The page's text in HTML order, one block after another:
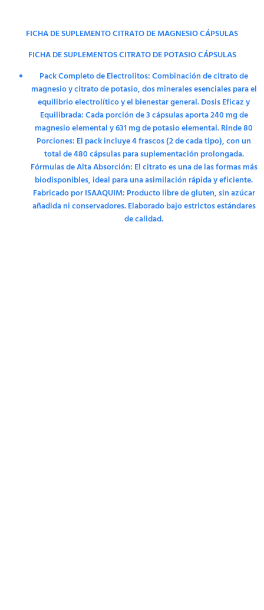
FICHA DE SUPLEMENTO CITRATO DE MAGNESIO CÁPSULAS
FICHA DE SUPLEMENTOS CITRATO DE POTASIO CÁPSULAS
Pack Completo de Electrolitos: Combinación de citrato de
magnesio y citrato de potasio, dos minerales esenciales para el
equilibrio electrolítico y el bienestar general. Dosis Eficaz y
Equilibrada: Cada porción de 3 cápsulas aporta 240 mg de
magnesio elemental y 631 mg de potasio elemental. Rinde 80
Porciones: El pack incluye 4 frascos (2 de cada tipo), con un
total de 480 cápsulas para suplementación prolongada.
Fórmulas de Alta Absorción: El citrato es una de las formas más
biodisponibles, ideal para una asimilación rápida y eficiente.
Fabricado por ISAAQUIM: Producto libre de gluten, sin azúcar
añadida ni conservadores. Elaborado bajo estrictos estándares
de calidad.